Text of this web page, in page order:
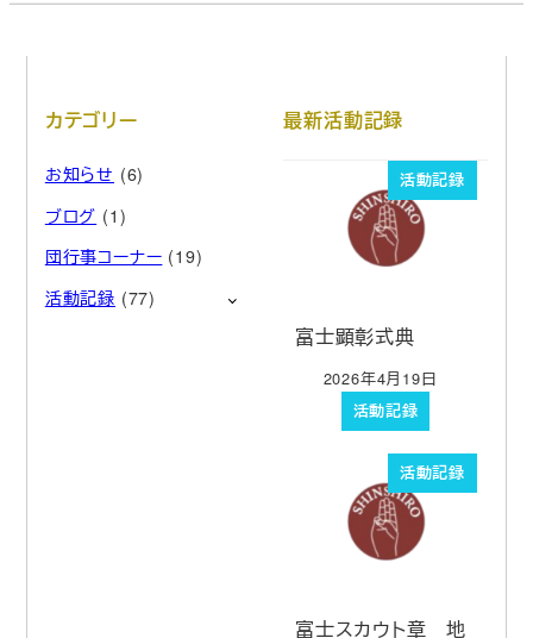
カテゴリー
お知らせ (6)
ブログ (1)
団行事コーナー (19)
活動記録 (77)
最新活動記録
活動記録
富士顕彰式典
投稿日
2026年4月19日
活動記録
活動記録
富士スカウト章 地